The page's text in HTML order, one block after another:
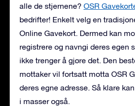
alle de stjernene? OSR
bedrifter! Enkelt velg en
Online Gavekort. Dermed kan
registrere og navngi deres egen
ikke trenger å gjøre det. Den
mottaker vil fortsatt motta OSR
deres egne adresse. Så klare
i masser også.